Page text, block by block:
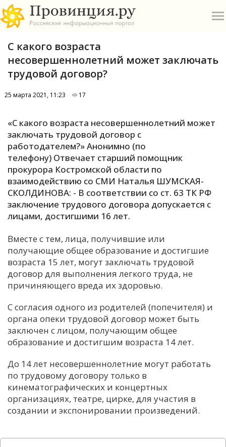
А
Б
В
Е
И
К
М
Р
С
У
Ч
С какого возраста
несовершеннолетний может заключать
трудовой договор?
25 марта 2021, 11:23 17
«С какого возраста несовершеннолетний может
заключать трудовой договор с
работодателем?» Анонимно (по
телефону) Отвечает старший помощник
прокурора Костромской области по
взаимодействию со СМИ Наталья ШУМСКАЯ-
СКОЛДИНОВА: - В соответствии со ст. 63 ТК РФ
заключение трудового договора допускается с
лицами, достигшими 16 лет.
Вместе с тем, лица, получившие или
получающие общее образование и достигшие
возраста 15 лет, могут заключать трудовой
договор для выполнения легкого труда, не
причиняющего вреда их здоровью.
С согласия одного из родителей (попечителя) и
органа опеки трудовой договор может быть
заключен с лицом, получающим общее
образование и достигшим возраста 14 лет.
До 14 лет несовершеннолетние могут работать
по трудовому договору только в
кинематографических и концертных
организациях, театре, цирке, для участия в
создании и экспонировании произведений.